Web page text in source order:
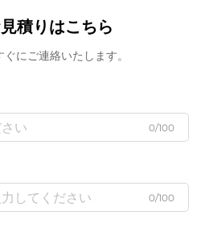
積りはこちら
にご連絡いたします。
0/100
0/100